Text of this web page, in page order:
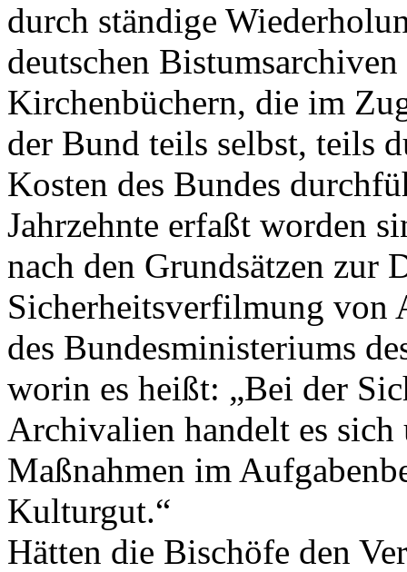
durch ständige
deutschen
Kirchenbüchern, die im
der Bund teils selbst, teils
Kosten des Bundes
Jahrzehnte erfaßt worden
nach den Grundsätzen zur
Sicherheitsverfilmung von
des Bundesministeriums
worin es heißt: „Bei der
Archivalien handelt es sich
Maßnahmen im
Kulturgut.“
Hätten die Bischöfe den